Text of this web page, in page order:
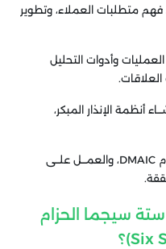
فهم متطلبات العملاء، وتطوير
وأدوات التحليل
أنظمة الإنذار المبكر،
تنفيـــذ مشـــروع تطبيقي باســـتخدام DMAIC، والعمـــل علـــى
سيجما الحزام